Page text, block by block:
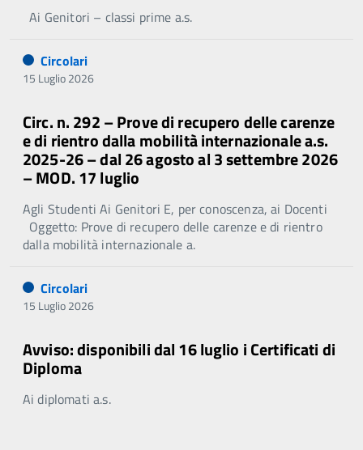
Ai Genitori – classi prime a.s.
Circolari
15 Luglio 2026
Circ. n. 292 – Prove di recupero delle carenze
e di rientro dalla mobilità internazionale a.s.
2025-26 – dal 26 agosto al 3 settembre 2026
– MOD. 17 luglio
Agli Studenti Ai Genitori E, per conoscenza, ai Docenti
Oggetto: Prove di recupero delle carenze e di rientro
dalla mobilità internazionale a.
Circolari
15 Luglio 2026
Avviso: disponibili dal 16 luglio i Certificati di
Diploma
Ai diplomati a.s.